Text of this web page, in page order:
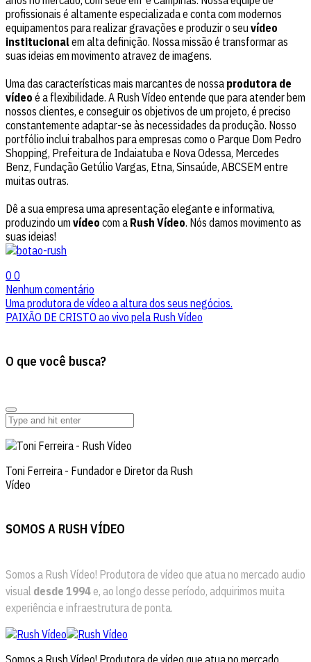
profissionais é altamente especializada e conta com modernos
equipamentos para realizar gravações e produzir o seu vídeo
institucionalem alta definição. Nossa missão é transformar as
suas ideias em movimento atravez de imagens.
Uma das características mais marcantes de nossa produtora de
vídeo é a flexibilidade. A Rush Vídeo entende que para atender bem
nossos clientes, e conseguir os objetivos de um projeto, é preciso
constantemente adaptar-se às necessidades da produção. Nosso
portfólio inclui trabalhos para empresas como o Parque Dom Pedro
Shopping, Prefeitura de Indaiatuba e Nova Odessa, Mercedes
Benz, Fundação Getúlio Vargas, Etna, Sinsaúde, ABCSEM entre
muitas outras.
Dê a sua empresa uma apresentação elegante e informativa,
produzindo um vídeo com a Rush Vídeo. Nós damos movimento as
suas ideias!
0 0
Nenhum comentário
Uma produtora de vídeo a altura dos seus negócios.
PAIXÃO DE CRISTO ao vivo pela Rush Vídeo
O que você busca?
Toni Ferreira - Fundador e Diretor da Rush
Vídeo
SOMOS A RUSH VÍDEO
Somos a Rush Vídeo! Produtora de vídeo que atua no mercado audio
visual desde 1994 e, ao longo desse período, adquirimos muita
experiência e infraestrutura de ponta.